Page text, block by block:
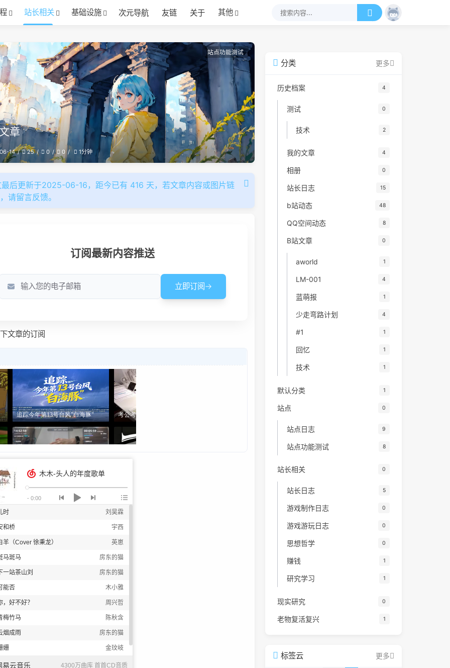
站长相关 基础设施 次元导航 友链 关于 其他
站点功能测试
章
14 25 0 0 1分钟
最后更新于2025-06-16，距今已有 416 天，若文章内容或图片链
请留言反馈。
文章的订阅
分类 更多
历史档案 4
测试 0
技术 2
我的文章 4
相册 0
站长日志 15
b站动态 48
QQ空间动态 8
B站文章 0
aworld 1
LM-001 4
蓝萌报 1
少走弯路计划 4
#1 1
回忆 1
技术 1
默认分类 1
站点 0
站点日志 9
站点功能测试 8
站长相关 0
站长日志 5
游戏制作日志 0
游戏游玩日志 0
思想哲学 0
赚钱 1
研究学习 1
现实研究 0
老物复活复兴 1
标签云 更多